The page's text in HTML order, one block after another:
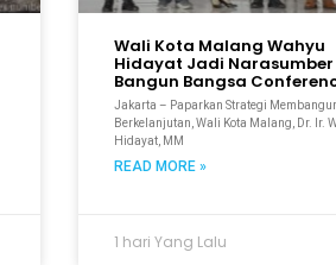
Wali Kota Malang Wahyu
Hidayat Jadi Narasumber
Bangun Bangsa
Jakarta – Paparkan Strategi
Berkelanjutan, Wali Kota Malang, Dr. Ir.
Hidayat, MM
READ MORE »
1 hari Yang Lalu